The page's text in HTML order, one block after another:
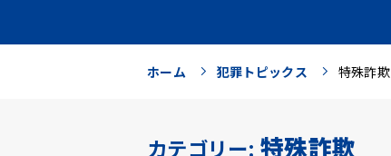
ホーム 犯罪トピックス 特殊詐欺
カテゴリー: 特殊詐欺